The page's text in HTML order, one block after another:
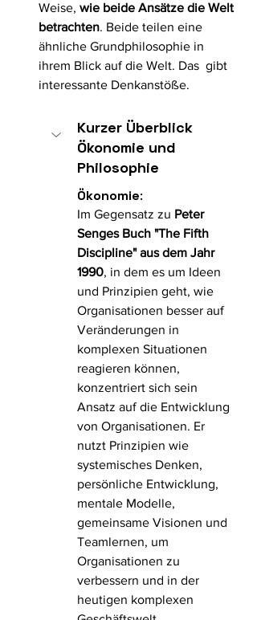
Weise, wie beide Ansätze die Welt
betrachten. Beide teilen eine
ähnliche Grundphilosophie in
ihrem Blick auf die Welt. Das  gibt
interessante Denkanstöße.
Kurzer Überblick
Ökonomie und
Philosophie
Ökonomie:
Im Gegensatz zu Peter
Senges Buch "The Fifth
Discipline" aus dem Jahr
1990, in dem es um Ideen
und Prinzipien geht, wie
Organisationen besser auf
Veränderungen in
komplexen Situationen
reagieren können,
konzentriert sich sein
Ansatz auf die Entwicklung
von Organisationen. Er
nutzt Prinzipien wie
systemisches Denken,
persönliche Entwicklung,
mentale Modelle,
gemeinsame Visionen und
Teamlernen, um
Organisationen zu
verbessern und in der
heutigen komplexen